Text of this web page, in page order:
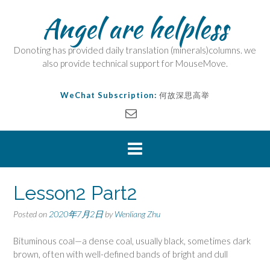
Angel are helpless
Donoting has provided daily translation (minerals)columns. we
also provide technical support for MouseMove.
WeChat Subscription: 何故深思高举
Lesson2 Part2
Posted on 2020年7月2日byWenliang Zhu
Bituminous coal—a dense coal, usually black, sometimes dark
brown, often with well-defined bands of bright and dull